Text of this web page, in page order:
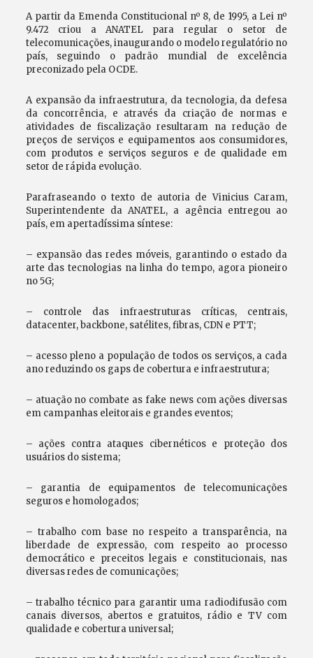
A partir da Emenda Constitucional nº 8, de 1995, a Lei nº
9.472 criou a ANATEL para regular o setor de
telecomunicações, inaugurando o modelo regulatório no
país, seguindo o padrão mundial de excelência
preconizado pela OCDE.
A expansão da infraestrutura, da tecnologia, da defesa
da concorrência, e através da criação de normas e
atividades de fiscalização resultaram na redução de
preços de serviços e equipamentos aos consumidores,
com produtos e serviços seguros e de qualidade em
setor de rápida evolução.
Parafraseando o texto de autoria de Vinicius Caram,
Superintendente da ANATEL, a agência entregou ao
país, em apertadíssima síntese:
– expansão das redes móveis, garantindo o estado da
arte das tecnologias na linha do tempo, agora pioneiro
no 5G;
– controle das infraestruturas críticas, centrais,
datacenter, backbone, satélites, fibras, CDN e PTT;
– acesso pleno a população de todos os serviços, a cada
ano reduzindo os gaps de cobertura e infraestrutura;
– atuação no combate as fake news com ações diversas
em campanhas eleitorais e grandes eventos;
– ações contra ataques cibernéticos e proteção dos
usuários do sistema;
– garantia de equipamentos de telecomunicações
seguros e homologados;
– trabalho com base no respeito a transparência, na
liberdade de expressão, com respeito ao processo
democrático e preceitos legais e constitucionais, nas
diversas redes de comunicações;
– trabalho técnico para garantir uma radiodifusão com
canais diversos, abertos e gratuitos, rádio e TV com
qualidade e cobertura universal;